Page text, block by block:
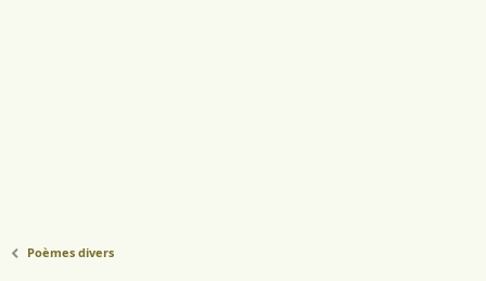
Poèmes divers